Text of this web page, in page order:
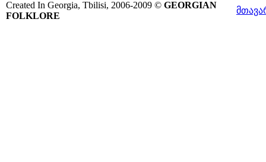
Created In Georgia, Tbilisi, 2006-2009 © GEORGIAN
FOLKLORE